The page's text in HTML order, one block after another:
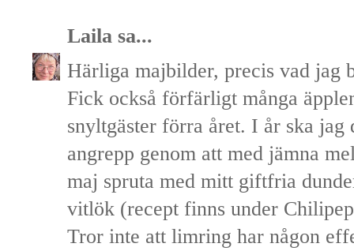
Laila sa...
Härliga majbilder, precis vad jag
Fick också förfärligt många
snyltgäster förra året. I år ska
angrepp genom att med jämna
maj spruta med mitt giftfria
vitlök (recept finns under
Tror inte att limring har någon